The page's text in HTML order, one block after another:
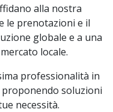
alla nostra
le prenotazioni e il
globale e a una
locale.
professionalità in
soluzioni
necessità.